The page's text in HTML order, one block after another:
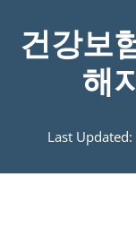
건강보
해
Last